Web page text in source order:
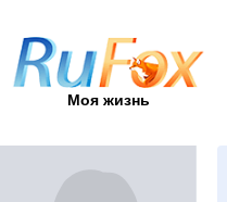
Моя жизнь